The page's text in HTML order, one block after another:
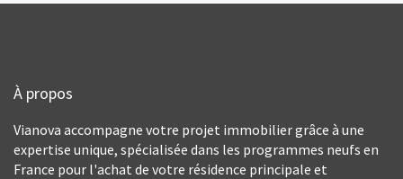
À propos
Vianova accompagne votre projet immobilier grâce à une
expertise unique, spécialisée dans les programmes neufs en
France pour l'achat de votre résidence principale et